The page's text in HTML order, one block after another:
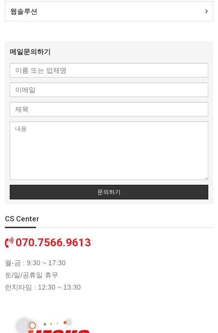
웹솔루션
메일문의하기
문의하기
CS Center
070.7566.9613
월-금 : 9:30 ~ 17:30
토/일/공휴일 휴무
런치타임 : 12:30 ~ 13:30